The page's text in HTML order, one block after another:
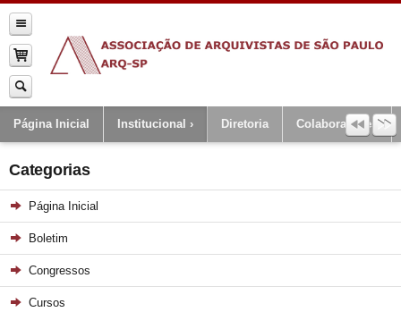
Página Inicial Institucional Diretoria Colaboradores
Categorias
Página Inicial
Boletim
Congressos
Cursos